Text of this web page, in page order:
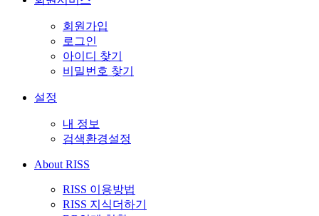
회원가입
로그인
아이디 찾기
비밀번호 찾기
설정
내 정보
검색환경설정
About RISS
RISS 이용방법
RISS 지식더하기